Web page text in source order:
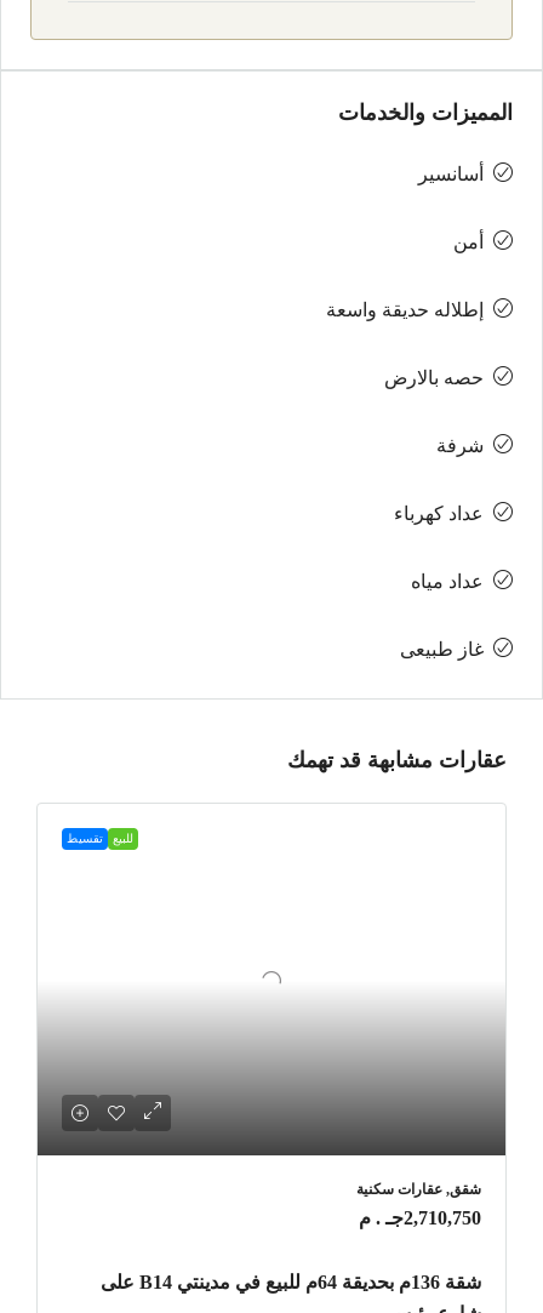
المميزات والخدمات
أسانسير
أمن
إطلاله حديقة واسعة
حصه بالارض
شرفة
عداد كهرباء
عداد مياه
غاز طبيعى
عقارات مشابهة قد تهمك
للبيع تقسيط
شقق, عقارات سكنية
2,710,750جـ . م
شقة 136م بحديقة 64م للبيع في مدينتي B14 على